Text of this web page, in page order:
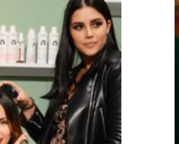
MENTALE
le travail :
la pression